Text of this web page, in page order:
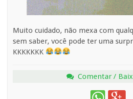
Muito cuidado, não mexa com
sem saber, você pode ter uma
KKKKKKK
Comentar /